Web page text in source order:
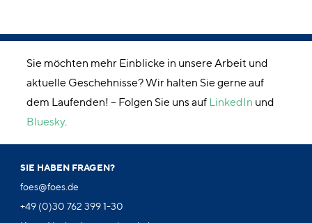
Sie möchten mehr Einblicke in unsere Arbeit und
aktuelle Geschehnisse? Wir halten Sie gerne auf
dem Laufenden! – Folgen Sie uns auf LinkedIn und
Bluesky.
SIE HABEN FRAGEN?
foes@foes.de
+49 (0)30 762 399 1-30